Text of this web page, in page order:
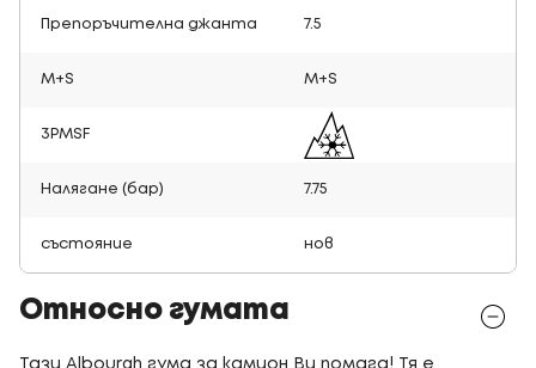
Препоръчителна джанта 7.5
M+S M+S
3PMSF
Налягане (бар) 7.75
състояние нов
Относно гумата
Тази Albourgh гума за камион Ви помага! Тя е